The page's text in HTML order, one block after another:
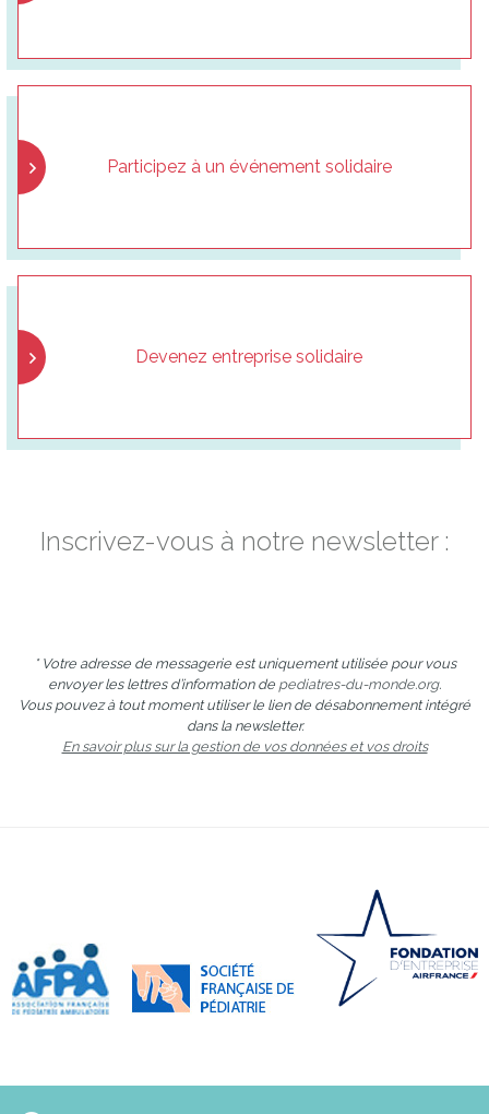
Participez à un événement solidaire
Devenez entreprise solidaire
Inscrivez-vous à notre newsletter :
* Votre adresse de messagerie est uniquement utilisée pour vous
envoyer les lettres d’information de pediatres-du-monde.org.
Vous pouvez à tout moment utiliser le lien de désabonnement intégré
dans la newsletter.
En savoir plus sur la gestion de vos données et vos droits